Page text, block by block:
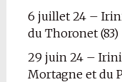
6 juillet 24 –
du Thoronet (83)
29 juin 24 –
Mortagne et du